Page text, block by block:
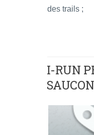
des trails ;
I-RUN